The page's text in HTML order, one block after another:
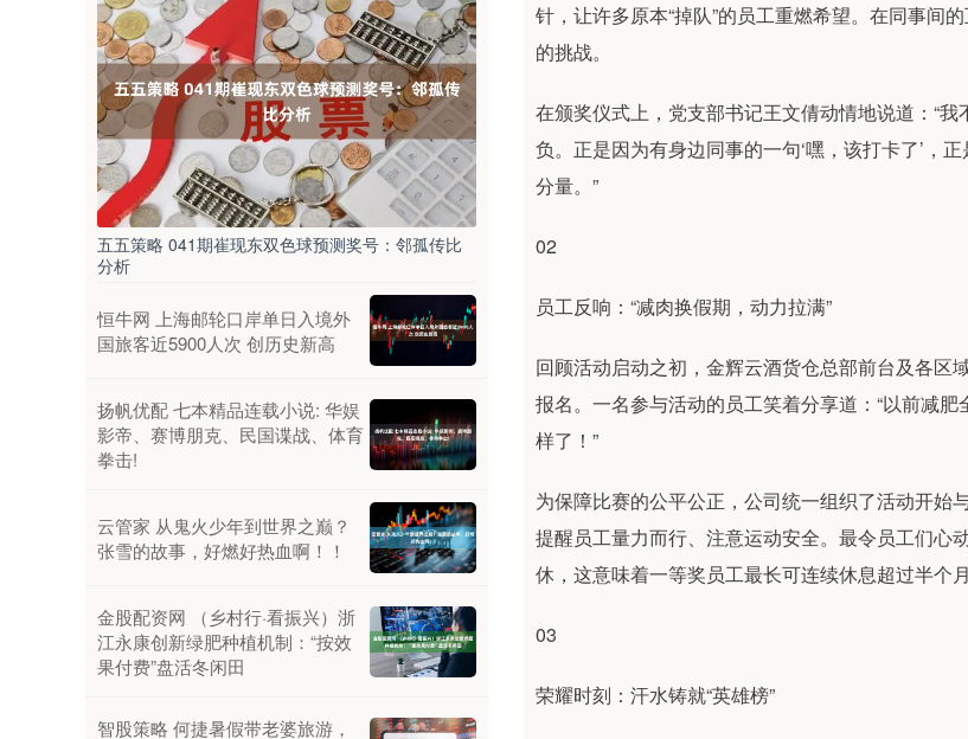
针，让许多原本“掉队”的员工重燃希望。在同事间
的挑战。
在颁奖仪式上，党支部书记王文倩动情地说道：“
负。正是因为有身边同事的一句‘嘿，该打卡了’，
分量。”
02
员工反响：“减肉换假期，动力拉满”
回顾活动启动之初，金辉云酒货仓总部前台及各区
报名。一名参与活动的员工笑着分享道：“以前减
样了！”
为保障比赛的公平公正，公司统一组织了活动开始
提醒员工量力而行、注意运动安全。最令员工们心
休，这意味着一等奖员工最长可连续休息超过半个
03
荣耀时刻：汗水铸就“英雄榜”
五五策略 041期崔现东双色球预测奖号：邻孤传比
分析
恒牛网 上海邮轮口岸单日入境外
国旅客近5900人次 创历史新高
扬帆优配 七本精品连载小说: 华娱
影帝、赛博朋克、民国谍战、体育
拳击!
云管家 从鬼火少年到世界之巅？
张雪的故事，好燃好热血啊！！
金股配资网 （乡村行·看振兴）浙
江永康创新绿肥种植机制：“按效
果付费”盘活冬闲田
智股策略 何捷暑假带老婆旅游，